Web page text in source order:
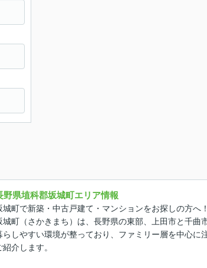
野県埴科郡坂城町エリア情報
城町で新築・中古戸建て・マンションをお探しの方へ！
城町（さかきまち）は、長野県の東部、上田市と千
らしやすい環境が整っており、ファミリー層を中心
紹介します。